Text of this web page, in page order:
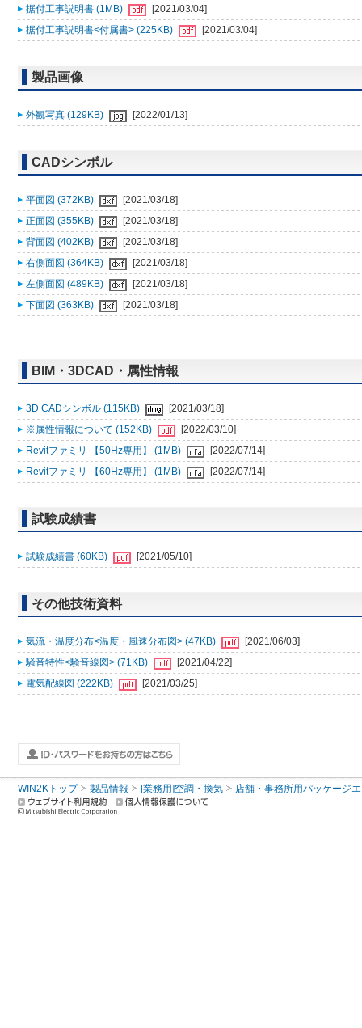
据付工事説明書 (1MB)
[2021/03/04]
据付工事説明書<付属書> (225KB)
[2021/03/04]
製品画像
外観写真 (129KB) [2022/01/13]
CADシンボル
平面図 (372KB)
[2021/03/18]
正面図 (355KB)
[2021/03/18]
背面図 (402KB)
[2021/03/18]
右側面図 (364KB)
[2021/03/18]
左側面図 (489KB)
[2021/03/18]
下面図 (363KB)
[2021/03/18]
BIM・3DCAD・属性情報
3D CADシンボル (115KB)
[2021/03/18]
※属性情報について (152KB)
[2022/03/10]
Revitファミリ 【50Hz専用】 (1MB)
[2022/07/14]
Revitファミリ 【60Hz専用】 (1MB)
[2022/07/14]
試験成績書
試験成績書 (60KB) [2021/05/10]
その他技術資料
気流・温度分布<温度・風速分布図> (47KB)
[2021/06/03]
騒音特性<騒音線図> (71KB)
[2021/04/22]
電気配線図 (222KB)
[2021/03/25]
WIN2Kトップ 製品情報 [業務用]空調・換気 店舗・事務所用パッケージ